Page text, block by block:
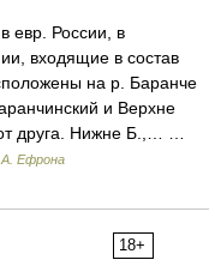
евр. России, в
входящие в состав
на р. Баранче
и Верхне
друга. Нижне Б.,… …
Ефрона
18+